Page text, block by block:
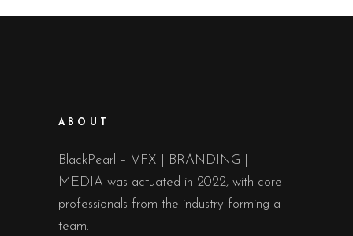
ABOUT
BlackPearl – VFX | BRANDING |
MEDIA was actuated in 2022, with core
professionals from the industry forming a
team.